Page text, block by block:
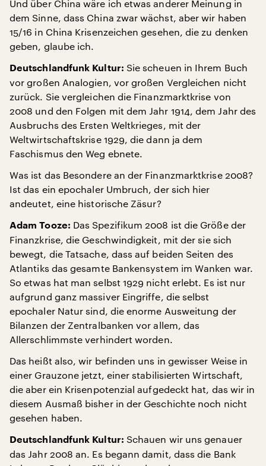
Und über China wäre ich etwas anderer Meinung in
dem Sinne, dass China zwar wächst, aber wir haben
15/16 in China Krisenzeichen gesehen, die zu denken
geben, glaube ich.
Deutschlandfunk Kultur: Sie scheuen in Ihrem Buch
vor großen Analogien, vor großen Vergleichen nicht
zurück. Sie vergleichen die Finanzmarktkrise von
2008 und den Folgen mit dem Jahr 1914, dem Jahr des
Ausbruchs des Ersten Weltkrieges, mit der
Weltwirtschaftskrise 1929, die dann ja dem
Faschismus den Weg ebnete.
Was ist das Besondere an der Finanzmarktkrise 2008?
Ist das ein epochaler Umbruch, der sich hier
andeutet, eine historische Zäsur?
Adam Tooze: Das Spezifikum 2008 ist die Größe der
Finanzkrise, die Geschwindigkeit, mit der sie sich
bewegt, die Tatsache, dass auf beiden Seiten des
Atlantiks das gesamte Bankensystem im Wanken war.
So etwas hat man selbst 1929 nicht erlebt. Es ist nur
aufgrund ganz massiver Eingriffe, die selbst
epochaler Natur sind, die enorme Ausweitung der
Bilanzen der Zentralbanken vor allem, das
Allerschlimmste verhindert worden.
Das heißt also, wir befinden uns in gewisser Weise in
einer Grauzone jetzt, einer stabilisierten Wirtschaft,
die aber ein Krisenpotenzial aufgedeckt hat, das wir in
diesem Ausmaß bisher in der Geschichte noch nicht
gesehen haben.
Deutschlandfunk Kultur: Schauen wir uns genauer
das Jahr 2008 an. Es begann damit, dass die Bank